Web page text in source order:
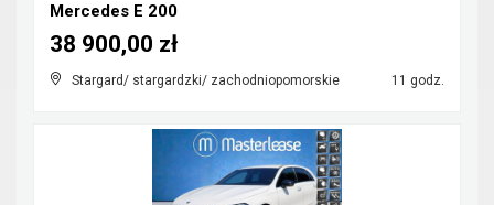
Mercedes E 200
Stargard/ stargardzki/ zachodniopomorskie 11 godz.
38 900,00 zł